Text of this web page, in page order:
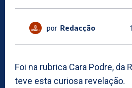
por Redacção
Foi na rubrica Cara Podre, da
teve esta curiosa revelação.